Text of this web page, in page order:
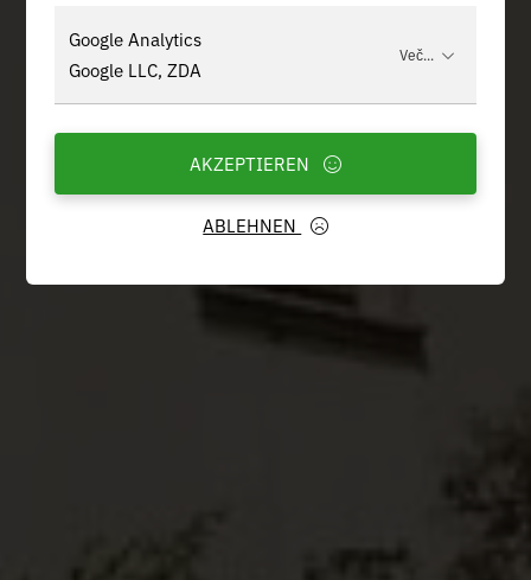
Google Analytics
Google LLC, ZDA
Več...
ABLEHNEN
AKZEPTIEREN